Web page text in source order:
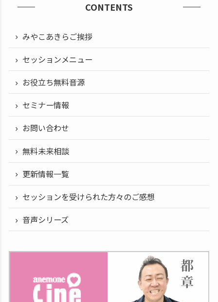
CONTENTS
みやこあきらご挨拶
セッションメニュー
お役立ち無料音源
セミナー情報
お問い合わせ
無料未来相談
更新情報一覧
セッションを受けられた方々のご感想
音声シリーズ